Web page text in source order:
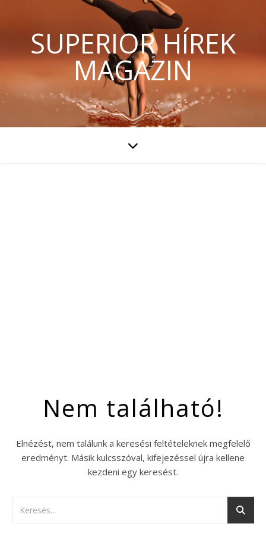
SUPERIOR HÍREK
MAGAZIN
Nem található!
Elnézést, nem találunk a keresési feltételeknek megfelelő
eredményt. Másik kulcsszóval, kifejezéssel újra kellene
kezdeni egy keresést.